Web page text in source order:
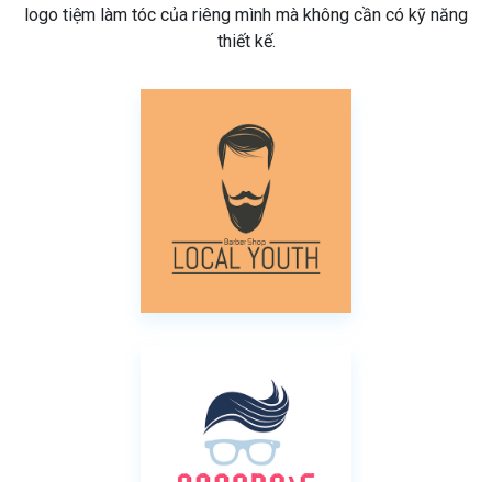
logo tiệm làm tóc của riêng mình mà không cần có kỹ năng
thiết kế.